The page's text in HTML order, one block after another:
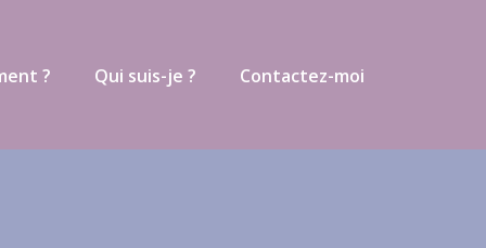
? Qui suis-je ? Contactez-moi